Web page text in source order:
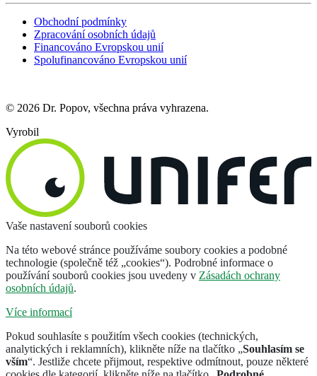
Obchodní podmínky
Zpracování osobních údajů
Financováno Evropskou unií
Spolufinancováno Evropskou unií
© 2026 Dr. Popov, všechna práva vyhrazena.
Vyrobil
Vaše nastavení souborů cookies
Na této webové stránce používáme soubory cookies a podobné
technologie (společně též „cookies“). Podrobné informace o
používání souborů cookies jsou uvedeny v Zásadách ochrany
osobních údajů.
Více informací
Pokud souhlasíte s použitím všech cookies (technických,
analytických i reklamních), klikněte níže na tlačítko „Souhlasím se
vším“. Jestliže chcete přijmout, respektive odmítnout, pouze některé